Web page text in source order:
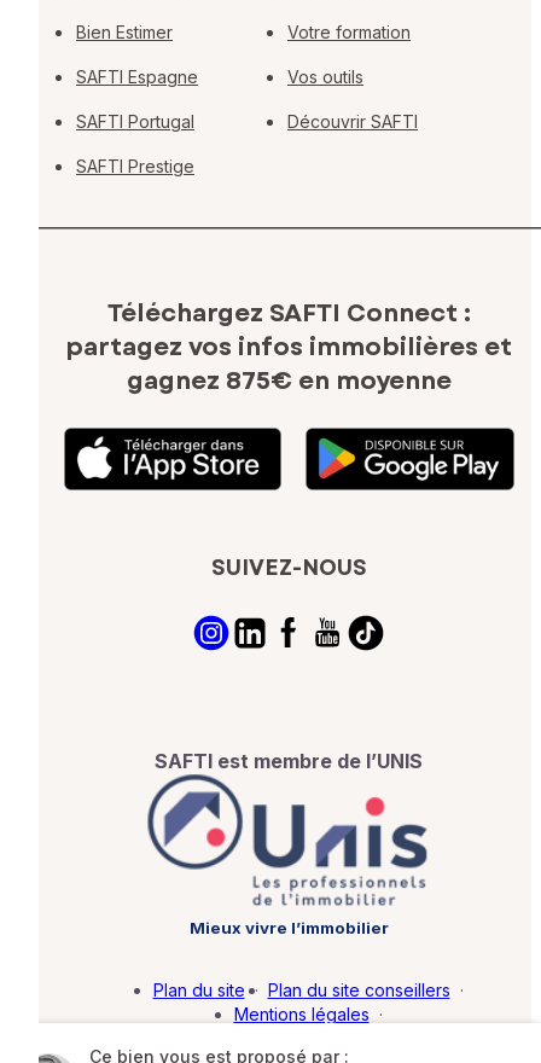
Ce bien vous est proposé par :
Bien Estimer
SAFTI Espagne
SAFTI Portugal
SAFTI Prestige
Votre formation
Vos outils
Découvrir SAFTI
Téléchargez SAFTI Connect :
partagez vos infos immobilières et
gagnez 875€ en moyenne
SUIVEZ-NOUS
SAFTI est membre de l’UNIS
Mieux vivre l’immobilier
Plan du site · Plan du site conseillers ·
Mentions légales ·